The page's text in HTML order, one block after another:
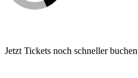
Jetzt Tickets noch schneller